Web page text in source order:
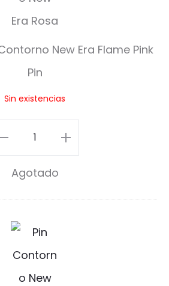
t
o
e
w
E
New Era Flame Pink
Pin
Sin existencias
Pink
cantidad
Agotado
V
i
r